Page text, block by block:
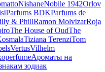
NishaneNobile 1942Orlov
Parfums BDKParfums de
& PhillRamon MolvizarRoja
The House of OudThe
Tiziana TerenziTom
VertusVilhelm
Ароматы на
зодиак